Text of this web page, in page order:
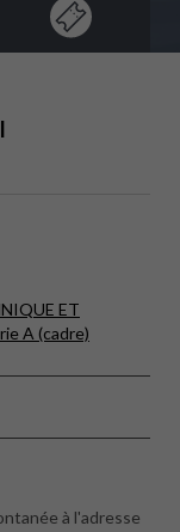
ET
A (cadre)
à l'adresse